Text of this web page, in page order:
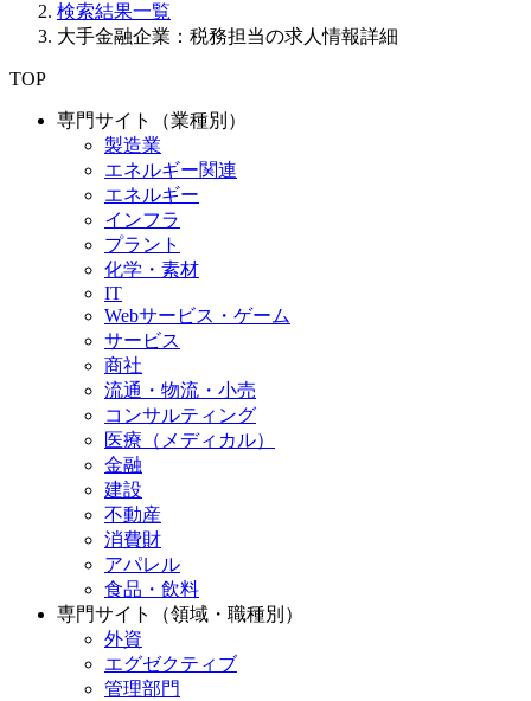
検索結果一覧
大手金融企業：税務担当の求人情報詳細
TOP
専門サイト（業種別）
製造業
エネルギー関連
エネルギー
インフラ
プラント
化学・素材
IT
Webサービス・ゲーム
サービス
商社
流通・物流・小売
コンサルティング
医療（メディカル）
金融
建設
不動産
消費財
アパレル
食品・飲料
専門サイト（領域・職種別）
外資
エグゼクティブ
管理部門